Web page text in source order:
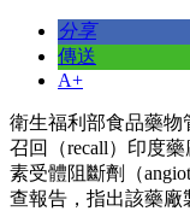
分享
傳送
A+
衛生福利部食品藥物
召回（recall）印度
素受體阻斷劑（
查報告，指出該藥廠